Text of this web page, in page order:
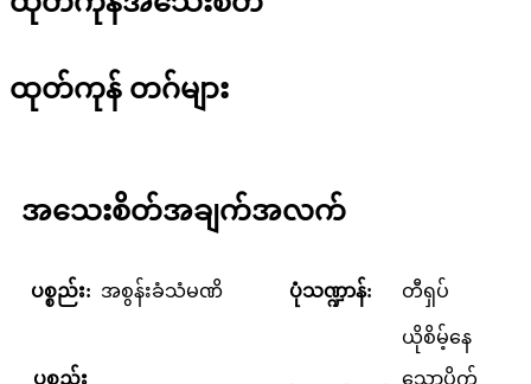
ထုတ်ကုန် တဂ်များ
အသေးစိတ်အချက်အလက်
ပစ္စည်း: အစွန်းခံသံမဏိ ပုံသဏ္ဍာန်: တီရှပ်
ပစ္စည်း
ယိုစိမ့်နေ
သောပိုက်